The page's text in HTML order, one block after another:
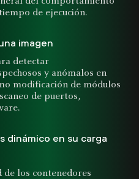
de ejecución.
imagen
detectar
y anómalos en
modificación de módulos
de puertos,
dinámico en su carga
de los contenedores